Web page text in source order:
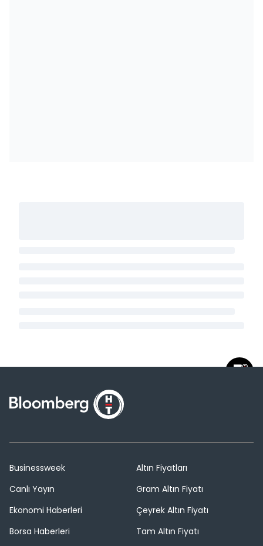
Businessweek
Canlı Yayın
Ekonomi Haberleri
Borsa Haberleri
Altın Fiyatları
Gram Altın Fiyatı
Çeyrek Altın Fiyatı
Tam Altın Fiyatı